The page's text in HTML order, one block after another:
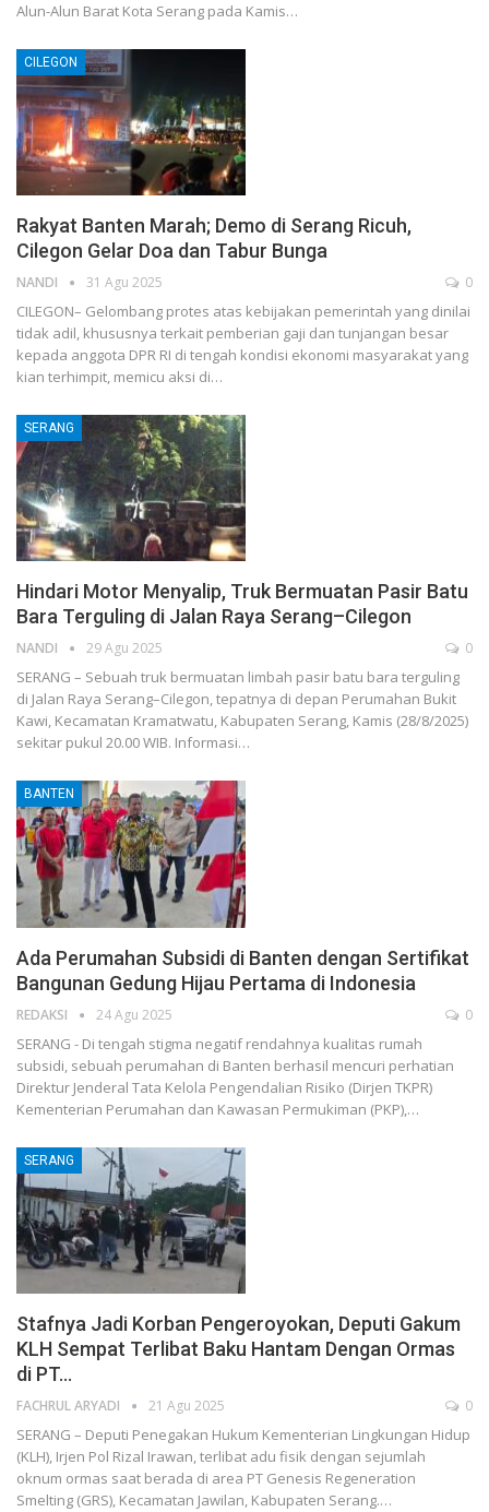
Alun-Alun Barat Kota Serang pada Kamis…
CILEGON
Rakyat Banten Marah; Demo di Serang Ricuh,
Cilegon Gelar Doa dan Tabur Bunga
NANDI 31 Agu 2025 0
CILEGON– Gelombang protes atas kebijakan pemerintah yang dinilai
tidak adil, khususnya terkait pemberian gaji dan tunjangan besar
kepada anggota DPR RI di tengah kondisi ekonomi masyarakat yang
kian terhimpit, memicu aksi di…
SERANG
Hindari Motor Menyalip, Truk Bermuatan Pasir Batu
Bara Terguling di Jalan Raya Serang–Cilegon
NANDI 29 Agu 2025 0
SERANG – Sebuah truk bermuatan limbah pasir batu bara terguling
di Jalan Raya Serang–Cilegon, tepatnya di depan Perumahan Bukit
Kawi, Kecamatan Kramatwatu, Kabupaten Serang, Kamis (28/8/2025)
sekitar pukul 20.00 WIB. Informasi…
BANTEN
Ada Perumahan Subsidi di Banten dengan Sertifikat
Bangunan Gedung Hijau Pertama di Indonesia
REDAKSI 24 Agu 2025 0
SERANG - Di tengah stigma negatif rendahnya kualitas rumah
subsidi, sebuah perumahan di Banten berhasil mencuri perhatian
Direktur Jenderal Tata Kelola Pengendalian Risiko (Dirjen TKPR)
Kementerian Perumahan dan Kawasan Permukiman (PKP),…
SERANG
Stafnya Jadi Korban Pengeroyokan, Deputi Gakum
KLH Sempat Terlibat Baku Hantam Dengan Ormas
di PT…
FACHRUL ARYADI 21 Agu 2025 0
SERANG – Deputi Penegakan Hukum Kementerian Lingkungan Hidup
(KLH), Irjen Pol Rizal Irawan, terlibat adu fisik dengan sejumlah
oknum ormas saat berada di area PT Genesis Regeneration
Smelting (GRS), Kecamatan Jawilan, Kabupaten Serang.…